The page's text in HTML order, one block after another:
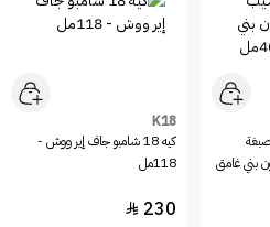
بني غامق
K18
كيه 18 شامبو جاف إير ووش -
118مل
230
